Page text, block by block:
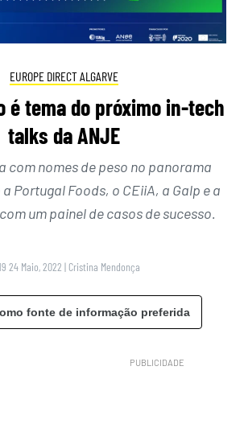
EUROPE DIRECT ALGARVE
é tema do próximo in-tech
talks da ANJE
com nomes de peso no panorama
Portugal Foods, o CEiiA, a Galp e a
um painel de casos de sucesso.
24 Maio, 2022 | Cristina Mendonça
fonte de informação preferida